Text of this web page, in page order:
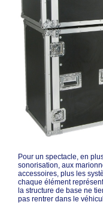
Pour un spectacle, en
sonorisation, aux
accessoires, plus les
chaque élément
la structure de base ne
pas rentrer dans le